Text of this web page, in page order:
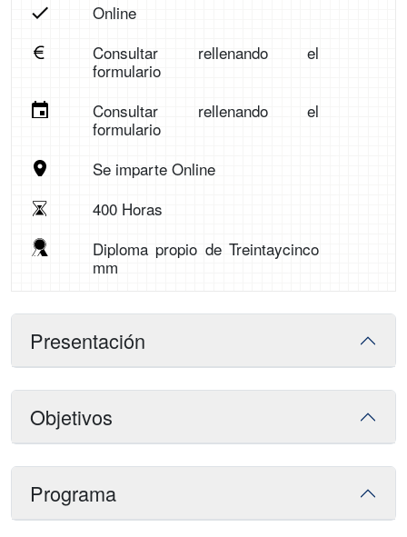
Online
Consultar rellenando el
formulario
Consultar rellenando el
formulario
Se imparte Online
400 Horas
Diploma propio de Treintaycinco
mm
Presentación
Objetivos
Programa